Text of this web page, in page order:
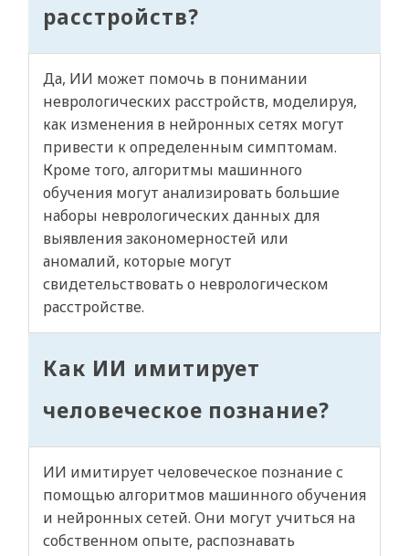
расстройств?
Да, ИИ может помочь в понимании
неврологических расстройств, моделируя,
как изменения в нейронных сетях могут
привести к определенным симптомам.
Кроме того, алгоритмы машинного
обучения могут анализировать большие
наборы неврологических данных для
выявления закономерностей или
аномалий, которые могут
свидетельствовать о неврологическом
расстройстве.
Как ИИ имитирует
человеческое познание?
ИИ имитирует человеческое познание с
помощью алгоритмов машинного обучения
и нейронных сетей. Они могут учиться на
собственном опыте, распознавать